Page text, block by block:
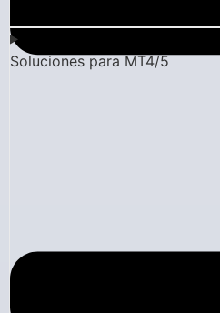
Soluciones para MT4/5